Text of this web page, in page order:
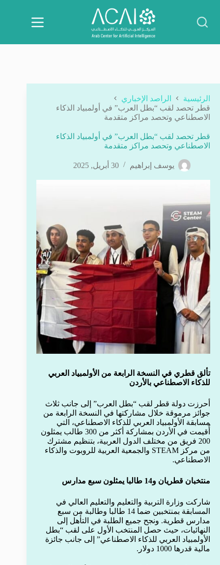
المحتوى
الرئيسية
الراصد الإخباري
قطر تحصد لقب “بطل العرب” في أولمبياد الذكاء
الاصطناعي وتحصد مراكز متقدمة
قطر تحصد لقب “بطل العرب” في أولمبياد الذكاء
الاصطناعي وتحصد مراكز متقدمة
يوسف إبراهيم 30 أبريل, 2025
تألق قطري في النسخة الرابعة من الأولمبياد العربي
للذكاء الاصطناعي بالأردن
أحرزت دولة قطر لقب “بطل العرب” إلى جانب ثلاث
جوائز مرموقة خلال مشاركتها في النسخة الرابعة من
مسابقة الأولمبياد العربي للذكاء الاصطناعي، التي
أُقيمت في الأردن بمشاركة أكثر من 300 طالب يمثلون
200 فريق من مختلف الدول العربية، بتنظيم مشترك
من مركز STEAM والجمعية العربية للروبوت والذكاء
الاصطناعي.
منتخبان قطريان و14 طالبا يمثلون سبع مدارس
شاركت وزارة التربية والتعليم والتعليم العالي في
المسابقة بمنتخبين ضما 14 طالبا وطالبة من سبع
مدارس قطرية. ونجح جميع الطلبة في التأهل إلى
النهائيات، حيث حصل المنتخب الأول على لقب “بطل
الأولمبياد العربي للذكاء الاصطناعي” إلى جانب جائزة
مالية قدرها 1000 دولار.